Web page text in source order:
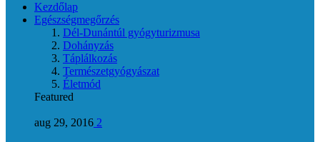
Kezdőlap
Egészségmegőrzés
Dél-Dunántúl gyógyturizmusa
Dohányzás
Táplálkozás
Természetgyógyászat
Életmód
Featured
aug 29, 2016 2